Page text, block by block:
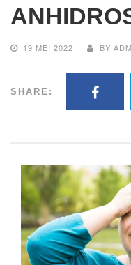
19 MEI 2022 BY
SHARE: